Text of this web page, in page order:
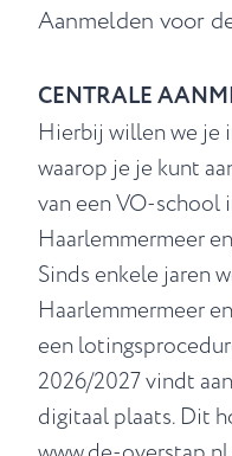
Aanmelden voor
CENTRALE
Hierbij willen we je
waarop je je kunt
van een VO-school
Haarlemmermeer
Sinds enkele jaren
Haarlemmermeer
een
2026/2027 vindt
digitaal plaats. Dit